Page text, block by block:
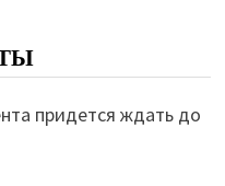
придется ждать до